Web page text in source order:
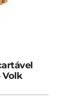
Volk